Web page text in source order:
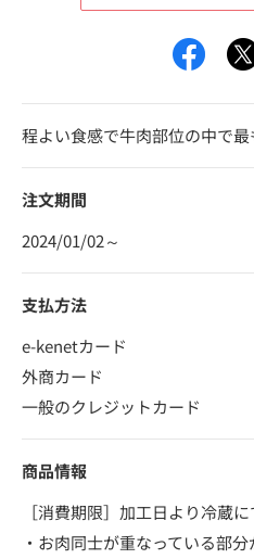
程よい食感で牛肉部位の中で最
注文期間
2024/01/02～
支払方法
e-kenetカード
外商カード
一般のクレジットカード
商品情報
［消費期限］加工日より冷蔵に
・お肉同士が重なっている部